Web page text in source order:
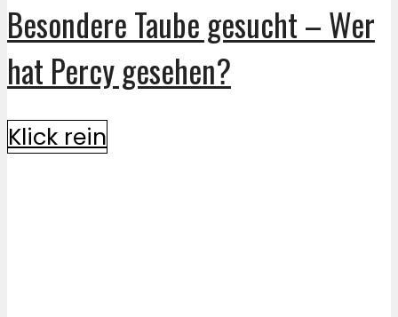
Besondere Taube gesucht – Wer
hat Percy gesehen?
Klick rein